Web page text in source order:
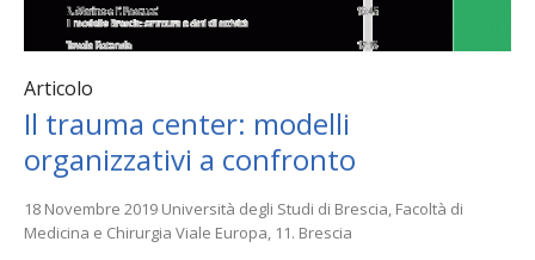
Articolo
Il trauma center: modelli
organizzativi a confronto
18 Novembre 2019 Università degli Studi di Brescia, Facoltà di
Medicina e Chirurgia Viale Europa, 11. Brescia